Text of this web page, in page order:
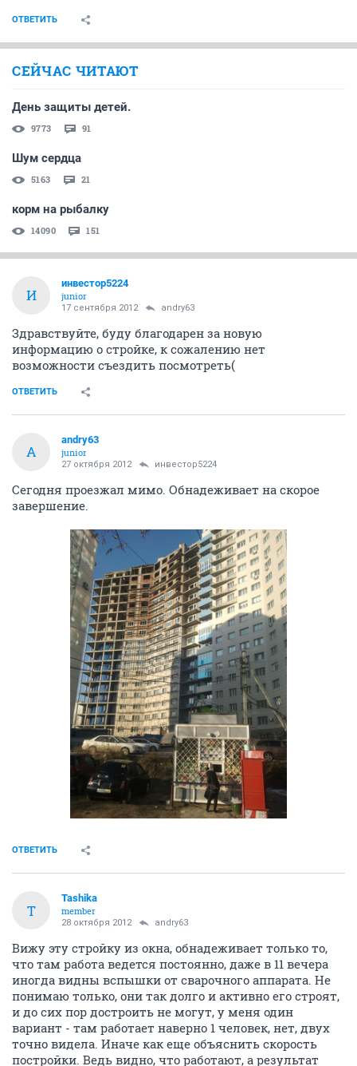
ОТВЕТИТЬ
СЕЙЧАС ЧИТАЮТ
День защиты детей.
9773 91
Шум сердца
5163 21
корм на рыбалку
14090 151
И
инвестор5224
junior
17 сентября 2012 andry63
Здравствуйте, буду благодарен за новую
информацию о стройке, к сожалению нет
возможности съездить посмотреть(
ОТВЕТИТЬ
A
andry63
junior
27 октября 2012 инвестор5224
Сегодня проезжал мимо. Обнадеживает на скорое
завершение.
ОТВЕТИТЬ
T
Tashika
member
28 октября 2012 andry63
Вижу эту стройку из окна, обнадеживает только то,
что там работа ведется постоянно, даже в 11 вечера
иногда видны вспышки от сварочного аппарата. Не
понимаю только, они так долго и активно его строят,
и до сих пор достроить не могут, у меня один
вариант - там работает наверно 1 человек, нет, двух
точно видела. Иначе как еще объяснить скорость
постройки. Ведь видно, что работают, а результат